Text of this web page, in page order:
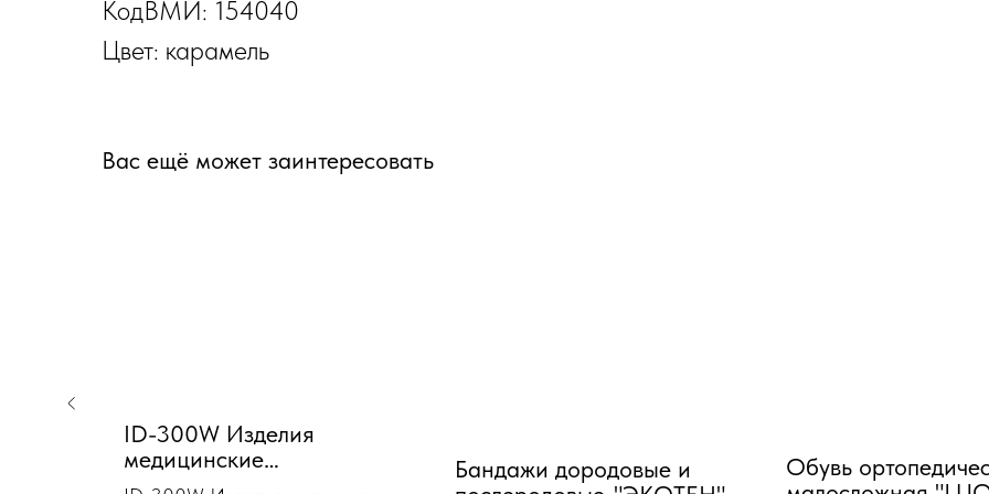
КодВМИ: 154040
Цвет: карамель
Вас ещё может заинтересовать
ID-300W Изделия
медицинские
компрессионные
Бандажи дородовые и
Обувь